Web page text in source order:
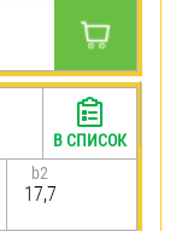
b2
17,7
В СПИСОК